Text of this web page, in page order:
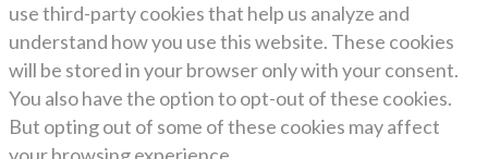
use third-party cookies that help us analyze and
understand how you use this website. These cookies
will be stored in your browser only with your consent.
You also have the option to opt-out of these cookies.
But opting out of some of these cookies may affect